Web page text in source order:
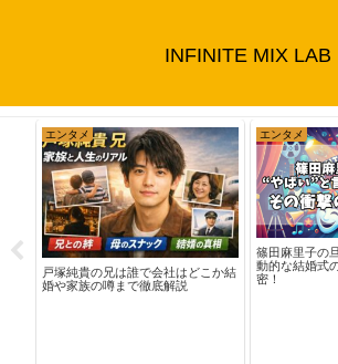
INFINITE MIX LAB
エンタメ
戸塚純貴の兄は誰で会社はどこか結
婚や家族の噂まで徹底解説
エンタメ
篠田麻里子の
動的な結婚式
密！